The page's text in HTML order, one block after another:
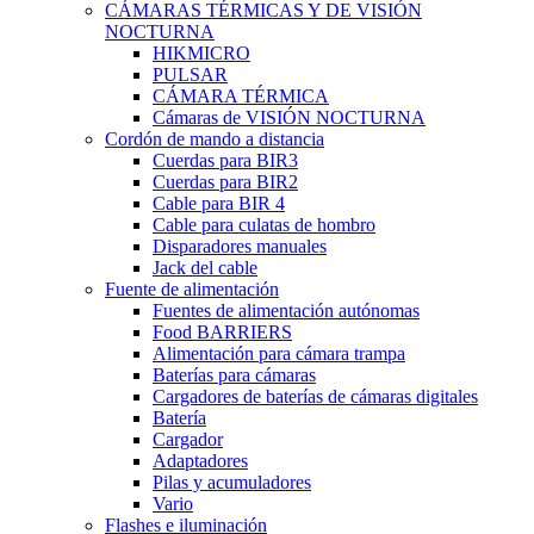
CÁMARAS TÉRMICAS Y DE VISIÓN
NOCTURNA
HIKMICRO
PULSAR
CÁMARA TÉRMICA
Cámaras de VISIÓN NOCTURNA
Cordón de mando a distancia
Cuerdas para BIR3
Cuerdas para BIR2
Cable para BIR 4
Cable para culatas de hombro
Disparadores manuales
Jack del cable
Fuente de alimentación
Fuentes de alimentación autónomas
Food BARRIERS
Alimentación para cámara trampa
Baterías para cámaras
Cargadores de baterías de cámaras digitales
Batería
Cargador
Adaptadores
Pilas y acumuladores
Vario
Flashes e iluminación